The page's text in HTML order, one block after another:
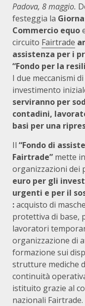
Padova, 8 maggio.
festeggia la
Commercio equo
circuito Fairtrade
assistenza per i
“Fondo per la
I due meccanismi
investimento
serviranno per
contadini,
basi per una
Il “Fondo di
Fairtrade” mette
organizzazioni dei
euro per gli
urgenti e per il
:acquisto di
protettiva di base,
lavoratori
organizzazione di
formazione sui
strutture mediche
continuità
istituito grazie al
nazionali Fairtrade.